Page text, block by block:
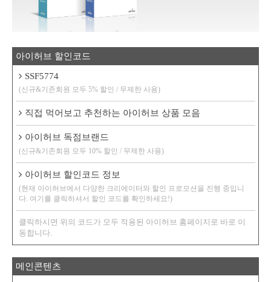
아이허브 할인코드
SSF5774
(신규&기존회원 모두 5% 할인 / 무제한 사용)
직접 먹어보고 추천하는 아이허브 상품 모음
아이허브 독점브랜드
(신규&기존회원 모두 10% 할인 / 무제한 사용)
아이허브 할인코드 정보
(현재 아이허브에서 다양한 크리에이터와 할인 프로모션을 진행 중입니
다. 여기를 클릭하셔서 할인 코드를 확인하세요!)
클릭하시면 위의 코드가 모두 적용된 아이허브 홈페이지로 바로 이
동합니다.
메인콘텐츠